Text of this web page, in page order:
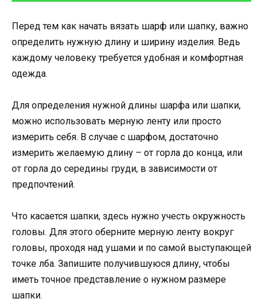
Перед тем как начать вязать шарф или шапку, важно
определить нужную длину и ширину изделия. Ведь
каждому человеку требуется удобная и комфортная
одежда.
Для определения нужной длины шарфа или шапки,
можно использовать мерную ленту или просто
измерить себя. В случае с шарфом, достаточно
измерить желаемую длину – от горла до конца, или
от горла до середины груди, в зависимости от
предпочтений.
Что касается шапки, здесь нужно учесть окружность
головы. Для этого оберните мерную ленту вокруг
головы, проходя над ушами и по самой выступающей
точке лба. Запишите получившуюся длину, чтобы
иметь точное представление о нужном размере
шапки.